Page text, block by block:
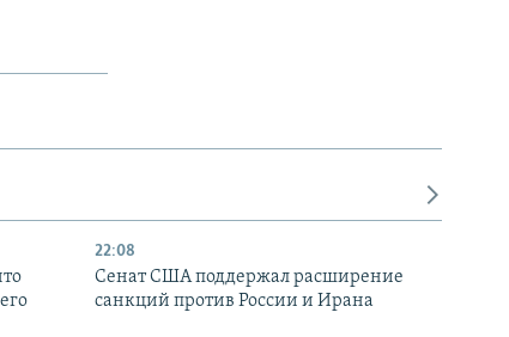
22:08
Сенат США поддержал расширение
санкций против России и Ирана